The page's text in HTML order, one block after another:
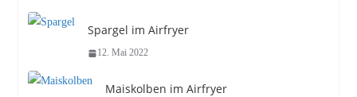
Spargel im Airfryer
12. Mai 2022
Maiskolben im Airfryer